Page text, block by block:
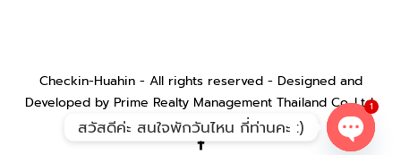
Checkin-Huahin - All rights reserved - Designed and
Developed by Prime Realty Management Thailand Co.,Ltd.
สวัสดีค่ะ สนใจพักวันไหน กี่ท่านคะ :)
1